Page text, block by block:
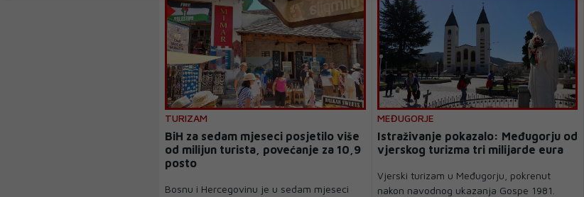
TURIZAM
BiH za sedam mjeseci posjetilo više
od milijun turista, povećanje za 10,9
posto
Bosnu i Hercegovinu je u sedam mjeseci
MEĐUGORJE
Istraživanje pokazalo: Međugorju od
vjerskog turizma tri milijarde eura
Vjerski turizam u Međugorju, pokrenut
nakon navodnog ukazanja Gospe 1981.